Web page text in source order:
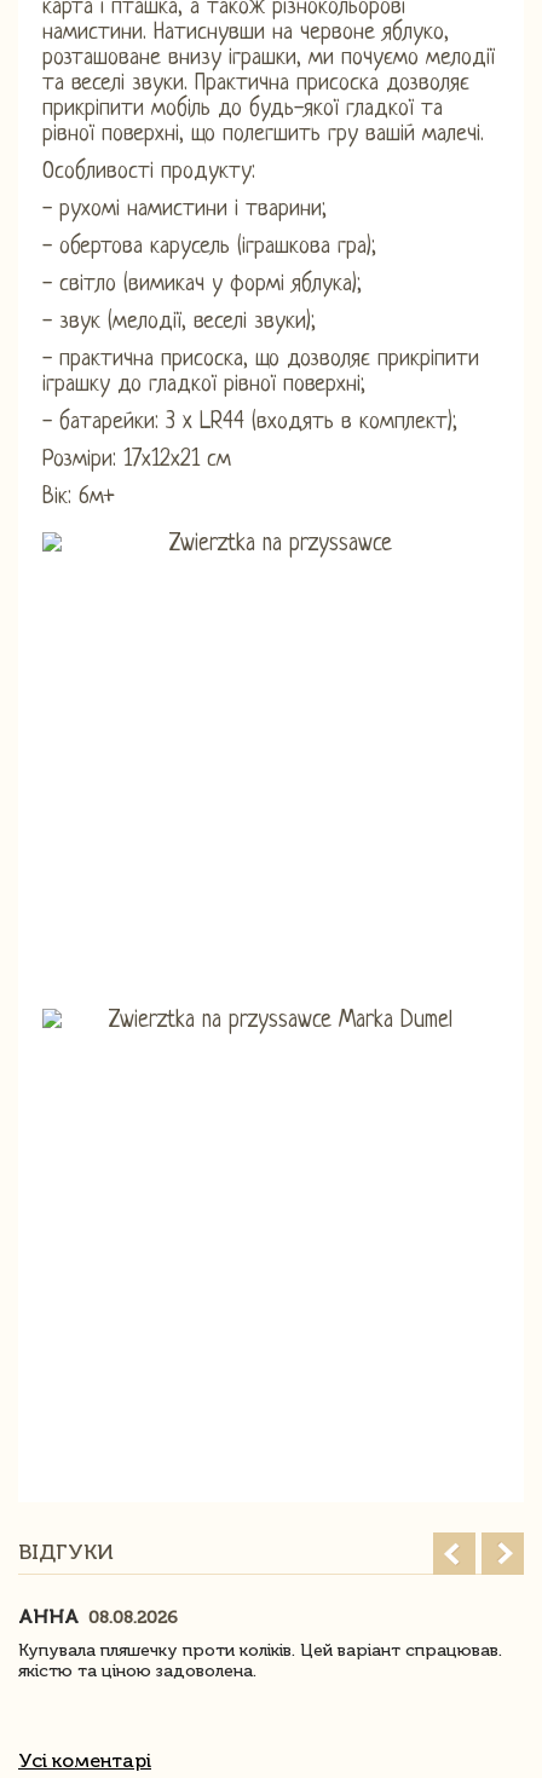
карта і пташка, а також різнокольорові
намистини. Натиснувши на червоне яблуко,
розташоване внизу іграшки, ми почуємо мелодії
та веселі звуки. Практична присоска дозволяє
прикріпити мобіль до будь-якої гладкої та
рівної поверхні, що полегшить гру вашій малечі.
Особливості продукту:
- рухомі намистини і тварини;
- обертова карусель (іграшкова гра);
- світло (вимикач у формі яблука);
- звук (мелодії, веселі звуки);
- практична присоска, що дозволяє прикріпити
іграшку до гладкої рівної поверхні;
- батарейки: 3 x LR44 (входять в комплект);
Розміри: 17х12х21 см
Вік: 6м+
ВІДГУКИ
АННА 08.08.2026
Купувала пляшечку проти коліків. Цей варіант спрацював.
якістю та ціною задоволена.
Усі коментарі